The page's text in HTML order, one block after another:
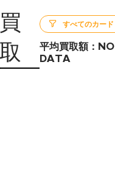
買
取
すべてのカード
平均買取額： NO
DATA